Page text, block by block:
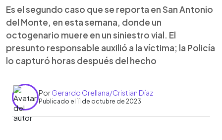
Es el segundo caso que se reporta en San Antonio
del Monte, en esta semana, donde un
octogenario muere en un siniestro vial. El
presunto responsable auxilió a la víctima; la Policía
lo capturó horas después del hecho
PorGerardo Orellana/Cristian Díaz
Publicado el 11 de octubre de 2023